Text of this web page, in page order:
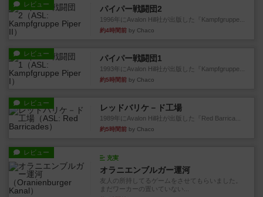
レビュー パイパー戦闘団2
1996年にAvalon Hill社が出版した『Kampfgruppe...
約4時間前 by Chaco
レビュー パイパー戦闘団1
1993年にAvalon Hill社が出版した『Kampfgruppe...
約5時間前 by Chaco
レビュー レッドバリケ－ド工場
1989年にAvalon Hill社が出版した『Red Barrica...
約5時間前 by Chaco
レビュー
充実
オラニエンブルガー運河
友人の所持してるゲームをさせてもらいました。
まだワーカーの置いていない...